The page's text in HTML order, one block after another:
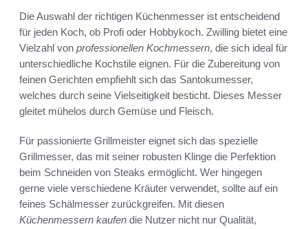
Die Auswahl der richtigen Küchenmesser ist entscheidend
für jeden Koch, ob Profi oder Hobbykoch. Zwilling bietet eine
Vielzahl von professionellen Kochmessern, die sich ideal für
unterschiedliche Kochstile eignen. Für die Zubereitung von
feinen Gerichten empfiehlt sich das Santokumesser,
welches durch seine Vielseitigkeit besticht. Dieses Messer
gleitet mühelos durch Gemüse und Fleisch.
Für passionierte Grillmeister eignet sich das spezielle
Grillmesser, das mit seiner robusten Klinge die Perfektion
beim Schneiden von Steaks ermöglicht. Wer hingegen
gerne viele verschiedene Kräuter verwendet, sollte auf ein
feines Schälmesser zurückgreifen. Mit diesen
Küchenmessern kaufen die Nutzer nicht nur Qualität,